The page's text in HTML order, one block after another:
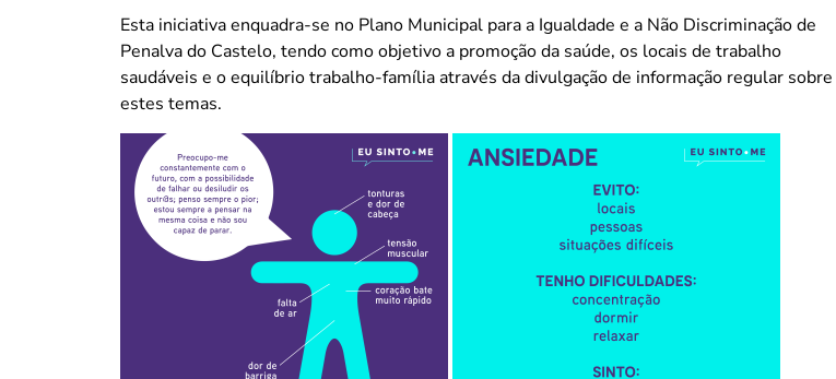
Esta iniciativa enquadra-se no Plano Municipal para a Igualdade e a Não Discriminação de
Penalva do Castelo, tendo como objetivo a promoção da saúde, os locais de trabalho
saudáveis e o equilíbrio trabalho-família através da divulgação de informação regular sobre
estes temas.